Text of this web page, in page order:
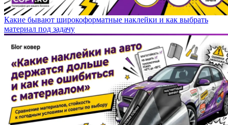
Какие бывают широкоформатные наклейки и как выбрать
материал под задачу